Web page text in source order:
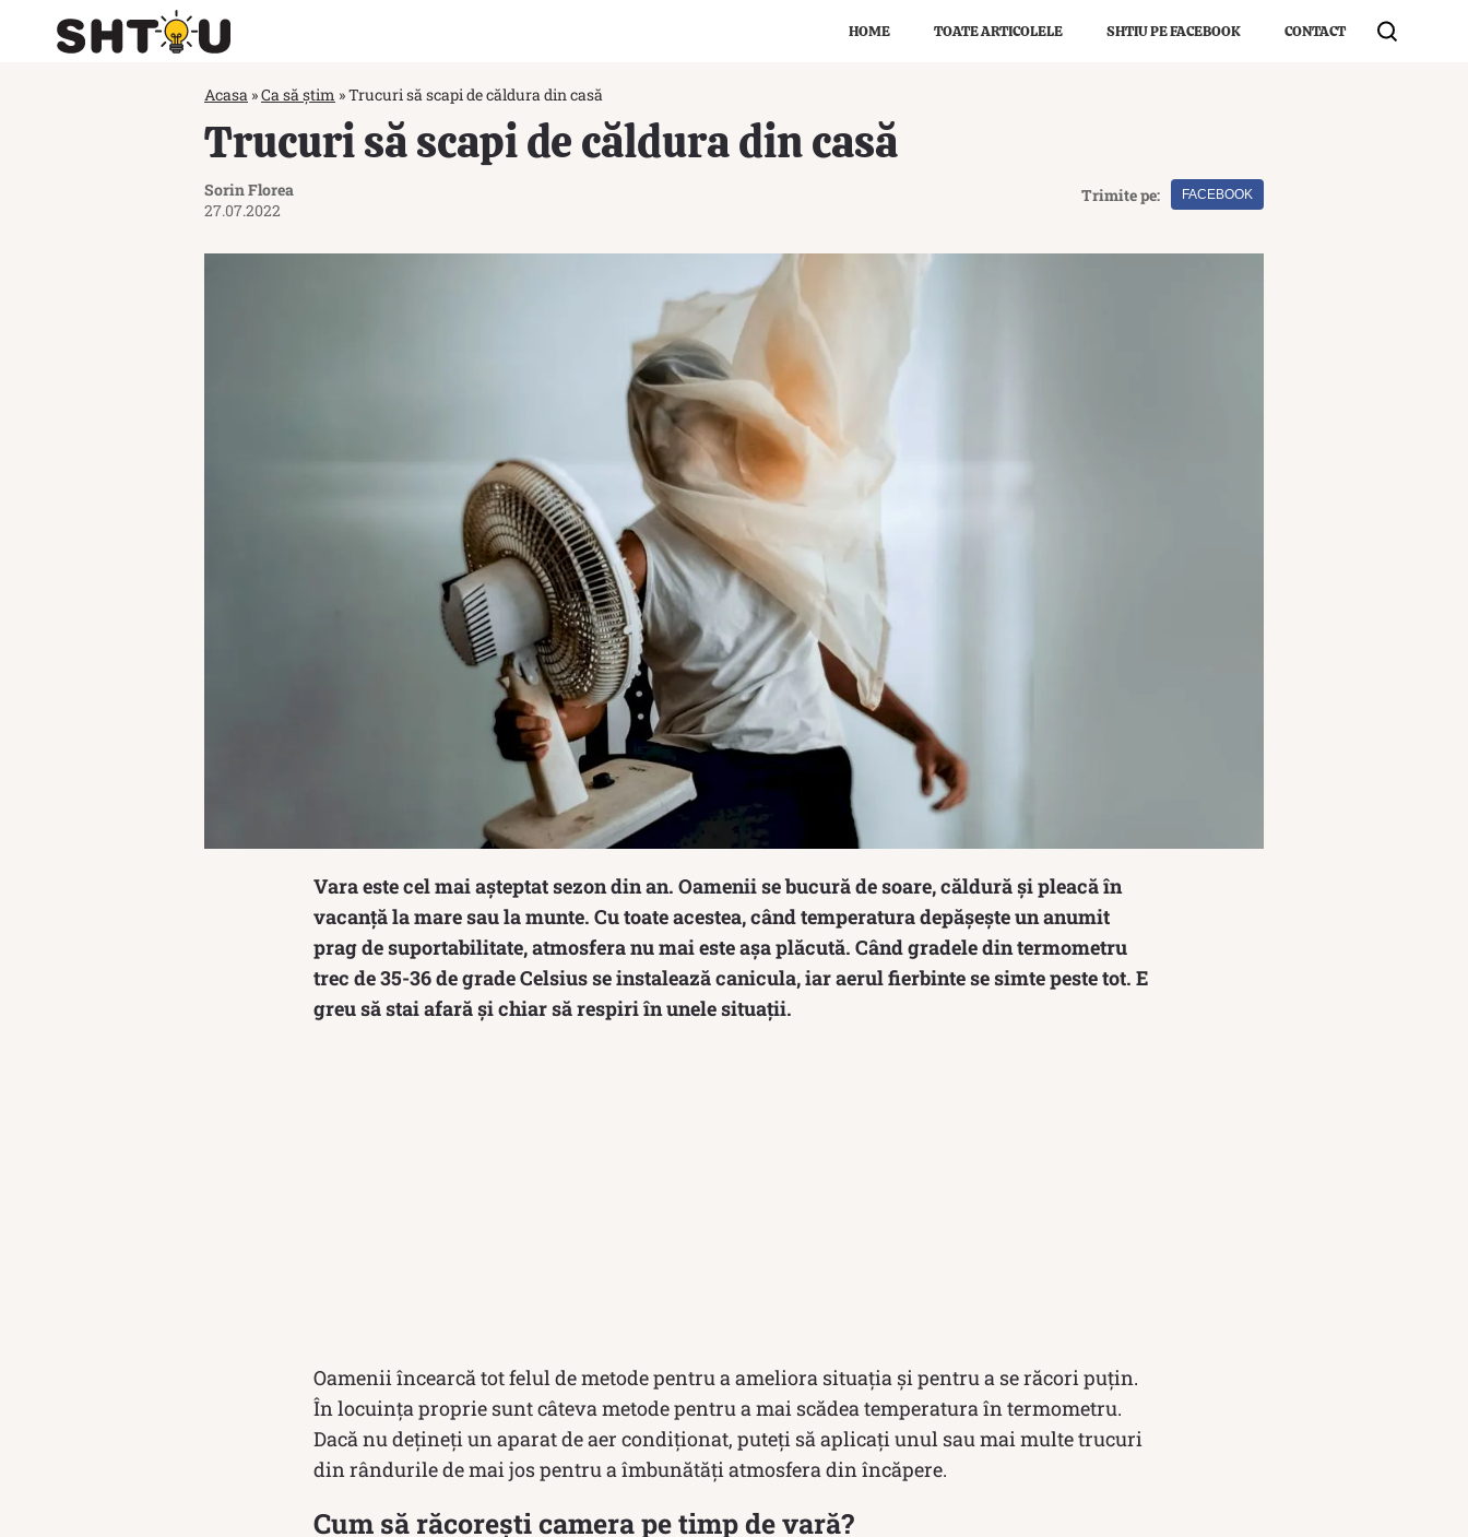
HOME TOATE ARTICOLELE SHTIU PE FACEBOOK CONTACT
Acasa »Ca să știm »Trucuri să scapi de căldura din casă
Trucuri să scapi de căldura din casă
Sorin Florea
27.07.2022
Trimite pe: FACEBOOK
Vara este cel mai așteptat sezon din an. Oamenii se bucură de soare, căldură și pleacă în
vacanță la mare sau la munte. Cu toate acestea, când temperatura depășește un anumit
prag de suportabilitate, atmosfera nu mai este așa plăcută. Când gradele din termometru
trec de 35-36 de grade Celsius se instalează canicula, iar aerul fierbinte se simte peste tot. E
greu să stai afară și chiar să respiri în unele situații.
Oamenii încearcă tot felul de metode pentru a ameliora situația și pentru a se răcori puțin.
În locuința proprie sunt câteva metode pentru a mai scădea temperatura în termometru.
Dacă nu dețineți un aparat de aer condiționat, puteți să aplicați unul sau mai multe trucuri
din rândurile de mai jos pentru a îmbunătăți atmosfera din încăpere.
Cum să răcorești camera pe timp de vară?